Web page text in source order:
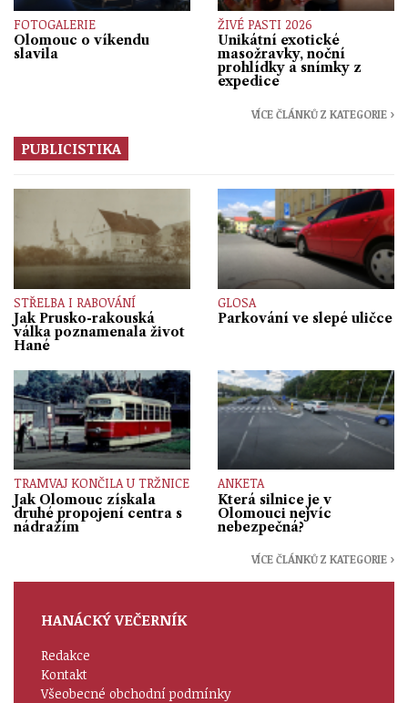
FOTOGALERIE
Olomouc o víkendu
slavila
ŽIVÉ PASTI 2026
Unikátní exotické
masožravky, noční
prohlídky a snímky z
expedice
VÍCE ČLÁNKŮ Z KATEGORIE ›
PUBLICISTIKA
STŘELBA I RABOVÁNÍ
Jak Prusko-rakouská
válka poznamenala život
Hané
GLOSA
Parkování ve slepé uličce
TRAMVAJ KONČILA U TRŽNICE
Jak Olomouc získala
druhé propojení centra s
nádražím
ANKETA
Která silnice je v
Olomouci nejvíc
nebezpečná?
VÍCE ČLÁNKŮ Z KATEGORIE ›
HANÁCKÝ VEČERNÍK
Redakce
Kontakt
Všeobecné obchodní podmínky